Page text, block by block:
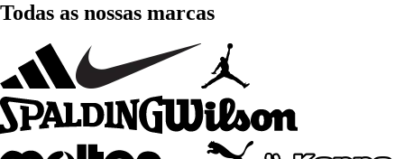
Todas as nossas marcas